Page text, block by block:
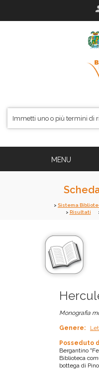
Sistema
Risultati
Monografia
Genere:
Posseduto
Bergantino
Biblioteca
bottega di